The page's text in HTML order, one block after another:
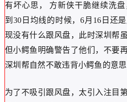
有坏心思， 方新侠干脆继续洗
到30日均线的时候，6月16日还
现没有什么跟风盘，此时深圳帮
但小鳄鱼明确警告了他们，不要
深圳帮自然不敢违背小鳄鱼的意思
为了不吸引跟风盘，太引入注目